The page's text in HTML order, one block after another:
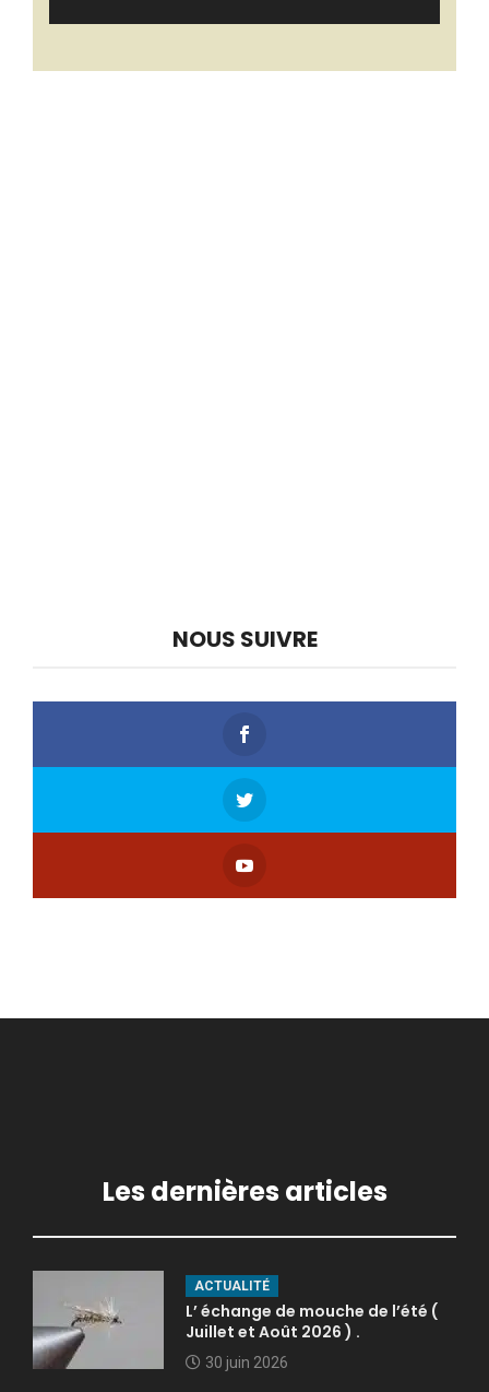
NOUS SUIVRE
Les dernières articles
ACTUALITÉ
L’ échange de mouche de l’été (
Juillet et Août 2026 ) .
30 juin 2026